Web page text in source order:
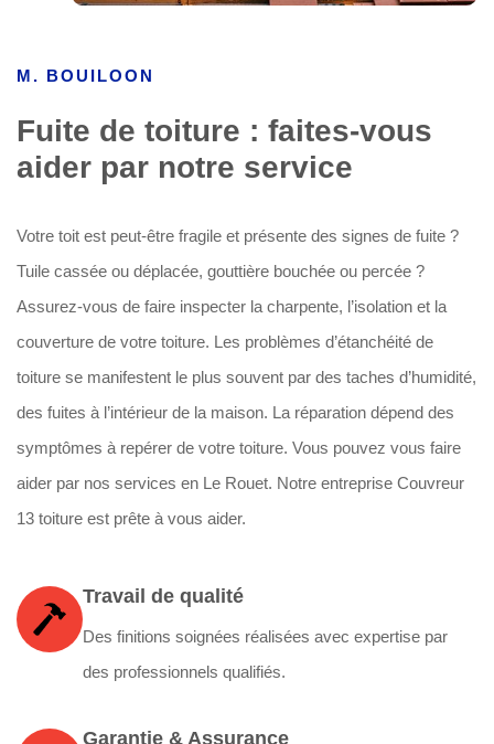
M. BOUILOON
Fuite de toiture : faites-vous
aider par notre service
Votre toit est peut-être fragile et présente des signes de fuite ?
Tuile cassée ou déplacée, gouttière bouchée ou percée ?
Assurez-vous de faire inspecter la charpente, l’isolation et la
couverture de votre toiture. Les problèmes d’étanchéité de
toiture se manifestent le plus souvent par des taches d’humidité,
des fuites à l’intérieur de la maison. La réparation dépend des
symptômes à repérer de votre toiture. Vous pouvez vous faire
aider par nos services en Le Rouet. Notre entreprise Couvreur
13 toiture est prête à vous aider.
Travail de qualité
Des finitions soignées réalisées avec expertise par
des professionnels qualifiés.
Garantie & Assurance